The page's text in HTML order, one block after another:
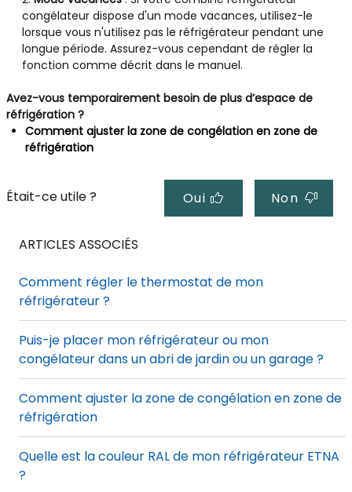
congélateur dispose d'un mode vacances, utilisez-le
lorsque vous n'utilisez pas le réfrigérateur pendant une
longue période. Assurez-vous cependant de régler la
fonction comme décrit dans le manuel.
Avez-vous temporairement besoin de plus d’espace de
réfrigération ?
Comment ajuster la zone de congélation en zone de
réfrigération
Était-ce utile ? Oui Non
ARTICLES ASSOCIÉS
Comment régler le thermostat de mon
réfrigérateur ?
Puis-je placer mon réfrigérateur ou mon
congélateur dans un abri de jardin ou un garage ?
Comment ajuster la zone de congélation en zone de
réfrigération
Quelle est la couleur RAL de mon réfrigérateur ETNA
?